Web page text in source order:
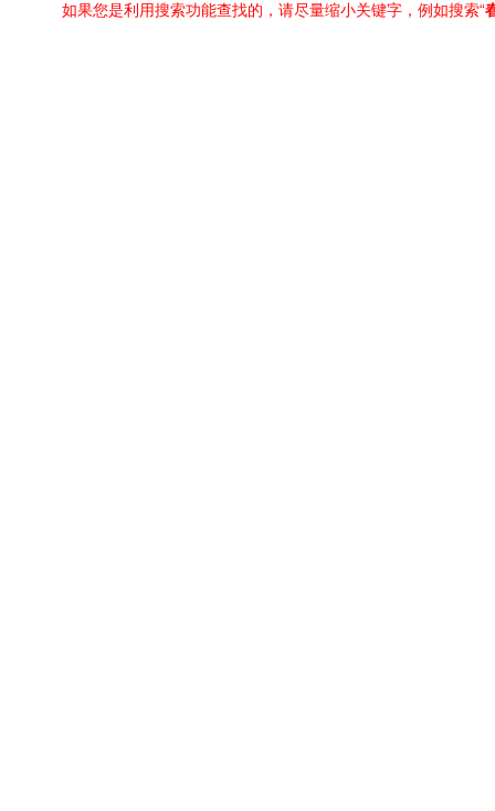
如果您是利用搜索功能查找的，请尽量缩小关键字，例如搜索“